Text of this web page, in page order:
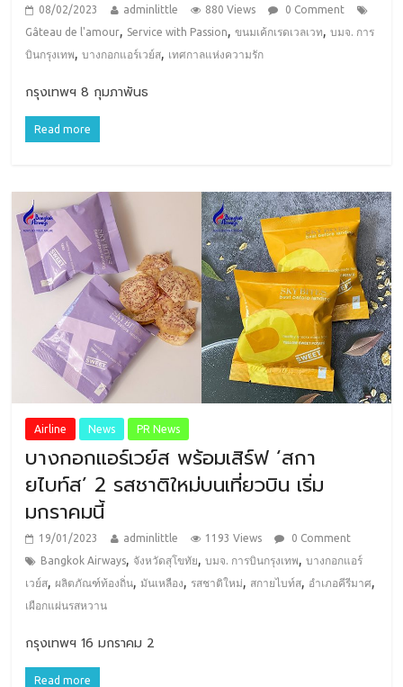
08/02/2023 adminlittle 880 Views
0 Comment
Gâteau de l'amour, Service with Passion,ขนมเค้กเรดเวลเวท,บมจ. การ
บินกรุงเทพ,บางกอกแอร์เวย์ส, เทศกาลแห่งความรัก
กรุงเทพฯ 8 กุมภาพันธ
Read more
Airline News PR News
บางกอกแอร์เวย์ส พร้อมเสิร์ฟ ‘สกา
ยไบท์ส’ 2 รสชาติใหม่บนเที่ยวบิน เริ่ม
มกราคมนี้
19/01/2023 adminlittle 1193 Views
0 Comment
Bangkok Airways
จังหวัดสุโขทัย ,บมจ. การบินกรุงเทพ ,บางกอกแอร์
เวย์ส
,ผลิตภัณฑ์ท้องถิ่น ,มันเหลือง รสชาติใหม่ สกายไบท์ส อำเภอคีรีมาศ
เผือกแผ่นรสหวาน
กรุงเทพฯ 16 มกราคม 2
Read more